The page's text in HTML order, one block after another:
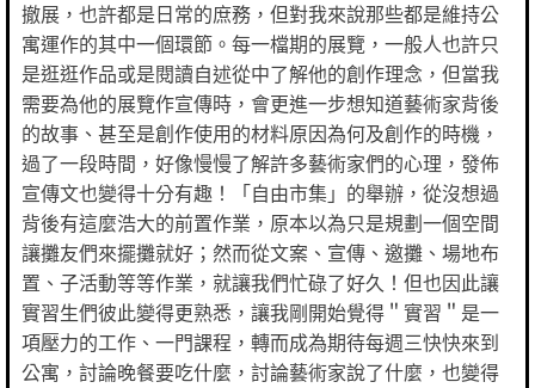
撤展，也許都是日常的庶務，但對我來說那些都是維持公
寓運作的其中一個環節。每一檔期的展覽，一般人也許只
是逛逛作品或是閱讀自述從中了解他的創作理念，但當我
需要為他的展覽作宣傳時，會更進一步想知道藝術家背後
的故事、甚至是創作使用的材料原因為何及創作的時機，
過了一段時間，好像慢慢了解許多藝術家們的心理，發佈
宣傳文也變得十分有趣！「自由市集」的舉辦，從沒想過
背後有這麼浩大的前置作業，原本以為只是規劃一個空間
讓攤友們來擺攤就好；然而從文案、宣傳、邀攤、場地布
置、子活動等等作業，就讓我們忙碌了好久！但也因此讓
實習生們彼此變得更熟悉，讓我剛開始覺得＂實習＂是一
項壓力的工作、一門課程，轉而成為期待每週三快快來到
公寓，討論晚餐要吃什麼，討論藝術家說了什麼，也變得